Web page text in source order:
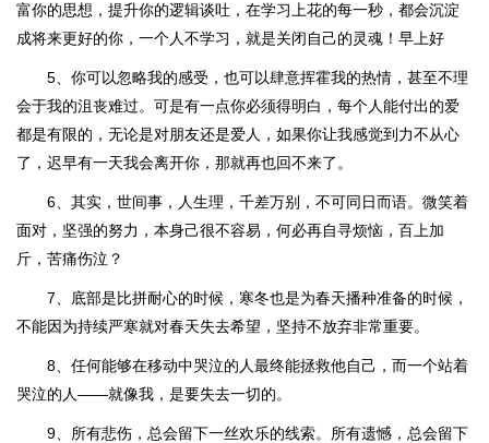
富你的思想，提升你的逻辑谈吐，在学习上花的每一秒，都会沉淀
成将来更好的你，一个人不学习，就是关闭自己的灵魂！早上好
5、你可以忽略我的感受，也可以肆意挥霍我的热情，甚至不理
会于我的沮丧难过。可是有一点你必须得明白，每个人能付出的爱
都是有限的，无论是对朋友还是爱人，如果你让我感觉到力不从心
了，迟早有一天我会离开你，那就再也回不来了。
6、其实，世间事，人生理，千差万别，不可同日而语。微笑着
面对，坚强的努力，本身己很不容易，何必再自寻烦恼，百上加
斤，苦痛伤泣？
7、底部是比拼耐心的时候，寒冬也是为春天播种准备的时候，
不能因为持续严寒就对春天失去希望，坚持不放弃非常重要。
8、任何能够在移动中哭泣的人最终能拯救他自己，而一个站着
哭泣的人——就像我，是要失去一切的。
9、所有悲伤，总会留下一丝欢乐的线索。所有遗憾，总会留下